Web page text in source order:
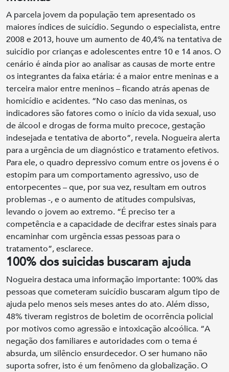
A parcela jovem da população tem apresentado os
maiores índices de suicídio. Segundo o especialista, entre
2008 e 2013, houve um aumento de 40,4% na tentativa de
suicídio por crianças e adolescentes entre 10 e 14 anos. O
cenário é ainda pior ao analisar as causas de morte entre
os integrantes da faixa etária: é a maior entre meninas e a
terceira maior entre meninos – ficando atrás apenas de
homicídio e acidentes. “No caso das meninas, os
indicadores são fatores como o início da vida sexual, uso
de álcool e drogas de forma muito precoce, gestação
indesejada e tentativa de aborto”, revela. Nogueira alerta
para a urgência de um diagnóstico e tratamento efetivos.
Para ele, o quadro depressivo comum entre os jovens é o
estopim para um comportamento agressivo, uso de
entorpecentes – que, por sua vez, resultam em outros
problemas -, e o aumento de atitudes compulsivas,
levando o jovem ao extremo. “É preciso ter a
competência e a capacidade de decifrar estes sinais para
encaminhar com urgência essas pessoas para o
tratamento”, esclarece.
100% dos suicidas buscaram ajuda
Nogueira destaca uma informação importante: 100% das
pessoas que cometeram suicídio buscaram algum tipo de
ajuda pelo menos seis meses antes do ato. Além disso,
48% tiveram registros de boletim de ocorrência policial
por motivos como agressão e intoxicação alcoólica. “A
negação dos familiares e autoridades com o tema é
absurda, um silêncio ensurdecedor. O ser humano não
suporta sofrer, isto é um fenômeno da globalização. O